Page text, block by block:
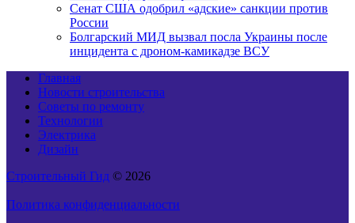
Сенат США одобрил «адские» санкции против
России
Болгарский МИД вызвал посла Украины после
инцидента с дроном-камикадзе ВСУ
Главная
Новости строительства
Советы по ремонту
Технологии
Электрика
Дизайн
Строительный Гид © 2026
Политика конфиденциальности